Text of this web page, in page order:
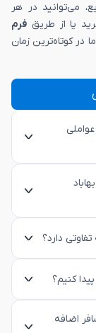
می‌توانید در هر
یا از طریق فرم
در کوتاه‌ترین زمان
دارد؟
کنیم؟
اضافه